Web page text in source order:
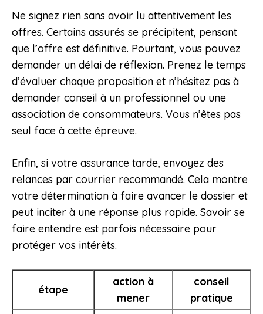
Ne signez rien sans avoir lu attentivement les
offres. Certains assurés se précipitent, pensant
que l’offre est définitive. Pourtant, vous pouvez
demander un délai de réflexion. Prenez le temps
d’évaluer chaque proposition et n’hésitez pas à
demander conseil à un professionnel ou une
association de consommateurs. Vous n’êtes pas
seul face à cette épreuve.
Enfin, si votre assurance tarde, envoyez des
relances par courrier recommandé. Cela montre
votre détermination à faire avancer le dossier et
peut inciter à une réponse plus rapide. Savoir se
faire entendre est parfois nécessaire pour
protéger vos intérêts.
étape
action à
mener
conseil
pratique